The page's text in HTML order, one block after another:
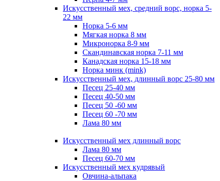
Искусственный мех, средний ворс, норка 5-
22 мм
Норка 5-6 мм
Мягкая норка 8 мм
Микронорка 8-9 мм
Скандинавская норка 7-11 мм
Канадская норка 15-18 мм
Норка минк (mink)
Искусственный мех, длинный ворс 25-80 мм
Песец 25-40 мм
Песец 40-50 мм
Песец 50 -60 мм
Песец 60 -70 мм
Лама 80 мм
Искусственный мех длинный ворс
Лама 80 мм
Песец 60-70 мм
Искусственный мех кудрявый
Овчина-альпака